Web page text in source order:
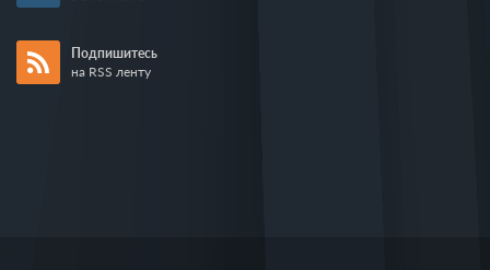
Подпишитесь
на RSS ленту